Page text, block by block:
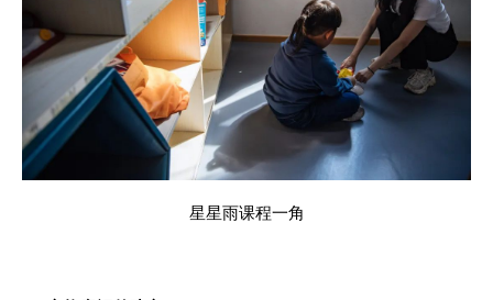
星星雨课程一角